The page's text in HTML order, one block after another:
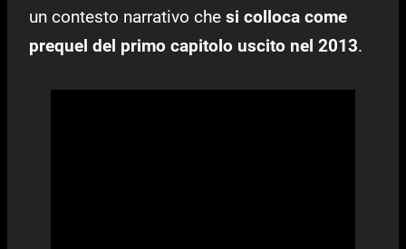
un contesto narrativo che si colloca come
prequel del primo capitolo uscito nel 2013.